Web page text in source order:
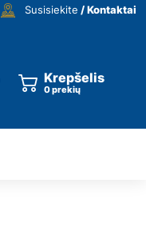
Susisiekite / Kontaktai
Krepšelis
0prekių